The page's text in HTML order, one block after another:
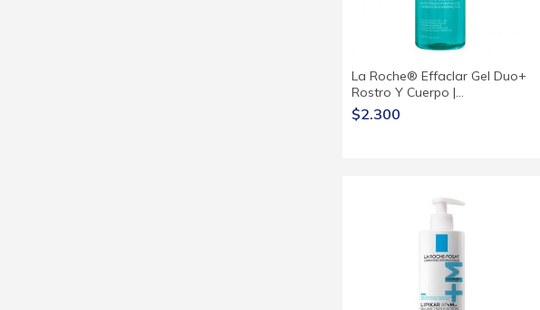
La Roche® Effaclar Gel Duo+
Rostro Y Cuerpo |…
$2.300